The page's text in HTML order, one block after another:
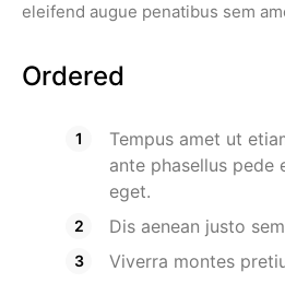
eleifend augue penatibus sem
Ordered
Tempus amet ut
ante phasellus pede
eget.
Dis aenean justo
Viverra montes